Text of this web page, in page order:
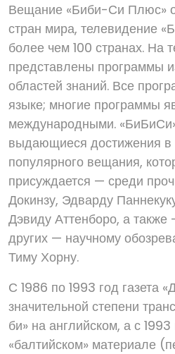
Вещание «Би­би-Си Плюс»
стран мира, телевидение
более чем 100 странах. На
представлены программы
областей знаний. Все
языке; многие программы
международными.
выдающиеся достижения
популярного вещания,
присуждается — среди
Докинзу, Эдварду
Дэвиду Аттенборо, а
других — научному
Тиму Хорну.
С 1986 по 1993 год газета
значительной степени
би» на английском, а с
«балтийском» материале